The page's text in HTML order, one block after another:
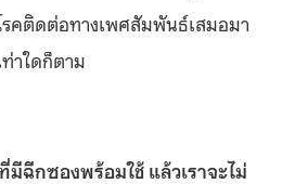
คติดต่อทางเพศสัมพันธ์เสมอมา
าใดก็ตาม
มีฉีกซองพร้อมใช้ แล้วเราจะไม่